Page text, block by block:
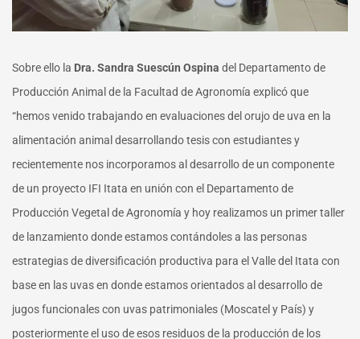
Sobre ello la Dra. Sandra Suescún Ospina del Departamento de
Producción Animal de la Facultad de Agronomía explicó que
“hemos venido trabajando en evaluaciones del orujo de uva en la
alimentación animal desarrollando tesis con estudiantes y
recientemente nos incorporamos al desarrollo de un componente
de un proyecto IFI Itata en unión con el Departamento de
Producción Vegetal de Agronomía y hoy realizamos un primer taller
de lanzamiento donde estamos contándoles a las personas
estrategias de diversificación productiva para el Valle del Itata con
base en las uvas en donde estamos orientados al desarrollo de
jugos funcionales con uvas patrimoniales (Moscatel y País) y
posteriormente el uso de esos residuos de la producción de los